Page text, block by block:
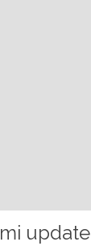
update